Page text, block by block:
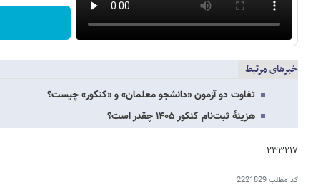
خبرهای مرتبط
تفاوت دو آزمون «دانشجو معلمان» و «کنکور» چیست؟
هزینهٔ ثبت‌نام کنکور ۱۴۰۵ چقدر است؟
۲۳۳۲۱۷
کد مطلب2221829